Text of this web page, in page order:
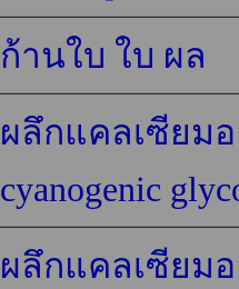
ก้านใบ ใบ ผล
ผลึกแคลเซียม
cyanogenic
ผลึกแคลเซียม